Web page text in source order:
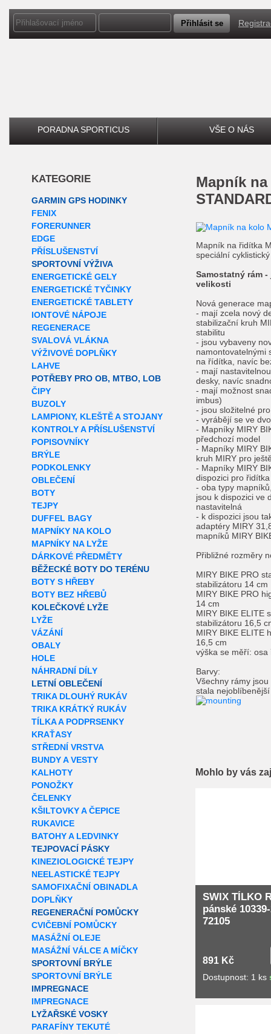
PORADNA SPORTICUS VŠE O NÁS
KATEGORIE
GARMIN GPS HODINKY
FENIX
FORERUNNER
EDGE
PŘÍSLUŠENSTVÍ
SPORTOVNÍ VÝŽIVA
ENERGETICKÉ GELY
ENERGETICKÉ TYČINKY
ENERGETICKÉ TABLETY
IONTOVÉ NÁPOJE
REGENERACE
SVALOVÁ VLÁKNA
VÝŽIVOVÉ DOPLŇKY
LAHVE
POTŘEBY PRO OB, MTBO, LOB
ČIPY
BUZOLY
LAMPIONY, KLEŠTĚ A STOJANY
KONTROLY A PŘÍSLUŠENSTVÍ
POPISOVNÍKY
BRÝLE
PODKOLENKY
OBLEČENÍ
BOTY
TEJPY
DUFFEL BAGY
MAPNÍKY NA KOLO
MAPNÍKY NA LYŽE
DÁRKOVÉ PŘEDMĚTY
BĚŽECKÉ BOTY DO TERÉNU
BOTY S HŘEBY
BOTY BEZ HŘEBŮ
KOLEČKOVÉ LYŽE
LYŽE
VÁZÁNÍ
OBALY
HOLE
NÁHRADNÍ DÍLY
LETNÍ OBLEČENÍ
TRIKA DLOUHÝ RUKÁV
TRIKA KRÁTKÝ RUKÁV
TÍLKA A PODPRSENKY
KRAŤASY
STŘEDNÍ VRSTVA
BUNDY A VESTY
KALHOTY
PONOŽKY
ČELENKY
KŠILTOVKY A ČEPICE
RUKAVICE
BATOHY A LEDVINKY
TEJPOVACÍ PÁSKY
KINEZIOLOGICKÉ TEJPY
NEELASTICKÉ TEJPY
SAMOFIXAČNÍ OBINADLA
DOPLŇKY
REGENERAČNÍ POMŮCKY
CVIČEBNÍ POMŮCKY
MASÁŽNÍ OLEJE
MASÁŽNÍ VÁLCE A MÍČKY
SPORTOVNÍ BRÝLE
SPORTOVNÍ BRÝLE
IMPREGNACE
IMPREGNACE
LYŽAŘSKÉ VOSKY
PARAFÍNY TEKUTÉ
Mapník na kolo MIRY BIKE PRO
Mapník na řidítka
speciální
Samostatný rám
velikosti
Nová generace
- mají zcela nový
stabilizační kruh
stabilitu
- jsou vybaveny
namontovatelnými
na řídítka, navíc
- mají
desky, navíc
- mají možnost
imbus)
- jsou složitelné
- vyrábějí se ve
- Mapníky MIRY
předchozí model
- Mapníky MIRY
kruh MIRY pro
- Mapníky MIRY
dispozici pro
- oba typy
jsou k dispozici ve
nastavitelná
- k dispozici jsou
adaptéry MIRY
mapníků MIRY
Přibližné rozměry
MIRY BIKE PRO
stabilizátoru 14 cm
MIRY BIKE PRO
14 cm
MIRY BIKE ELITE
stabilizátoru 16,5
MIRY BIKE ELITE
16,5 cm
výška se měří:
Barvy:
Všechny rámy
stala
Mohlo by vás
SWIX TÍLKO
pánské
72105
891 Kč
Dostupnost: 1 ks